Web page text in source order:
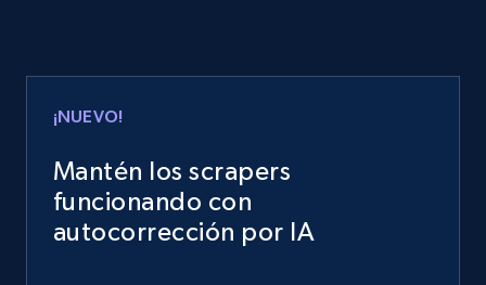
¡NUEVO!
Mantén los scrapers
funcionando con
autocorrección por IA